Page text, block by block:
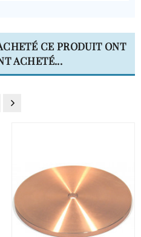
CE PRODUIT ONT
ACHETÉ...